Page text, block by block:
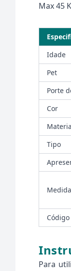
Max 45
Idade
Pet
Porte
Cor
Tipo
Para